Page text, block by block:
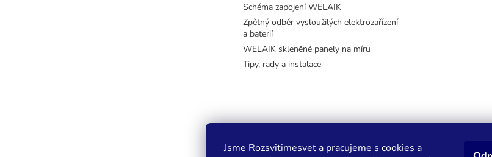
Jsme Rozsvitimesvet a pracujeme s cookies a
Schéma zapojení WELAIK
Zpětný odběr vysloužilých elektrozařízení
a baterií
WELAIK skleněné panely na míru
Tipy, rady a instalace